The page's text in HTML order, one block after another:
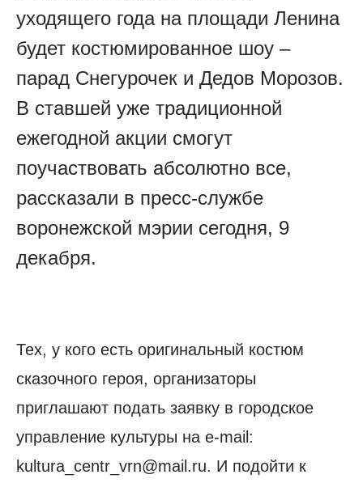
уходящего года на площади Ленина
будет костюмированное шоу –
парад Снегурочек и Дедов Морозов.
В ставшей уже традиционной
ежегодной акции смогут
поучаствовать абсолютно все,
рассказали в пресс-службе
воронежской мэрии сегодня, 9
декабря.
Тех, у кого есть оригинальный костюм
сказочного героя, организаторы
приглашают подать заявку в городское
управление культуры на e-mail:
kultura_centr_vrn@mail.ru. И подойти к